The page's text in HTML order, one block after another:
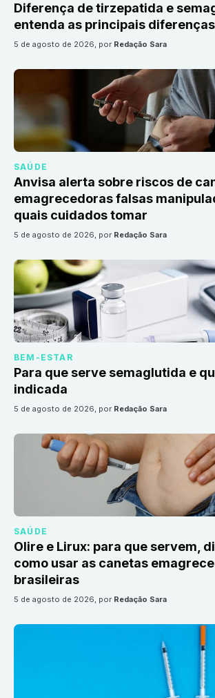
Diferença de tirzepatida e
entenda as principais diferenças
5 de agosto de 2026, por Redação Sara
SAÚDE
Anvisa alerta sobre riscos de
emagrecedoras falsas
quais cuidados tomar
5 de agosto de 2026, por Redação Sara
BEM-ESTAR
Para que serve semaglutida e
indicada
5 de agosto de 2026, por Redação Sara
SAÚDE
Olire e Lirux: para que servem,
como usar as canetas
brasileiras
5 de agosto de 2026, por Redação Sara